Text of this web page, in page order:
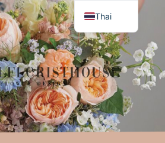
Thai
English